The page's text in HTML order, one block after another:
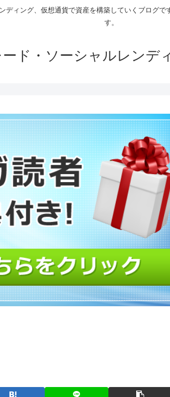
ィング、仮想通貨で資産を構築していくブログ
す。
ド・ソーシャルレンデ